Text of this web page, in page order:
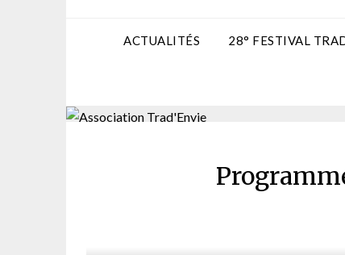
ACTUALITÉS 28° FESTIVAL